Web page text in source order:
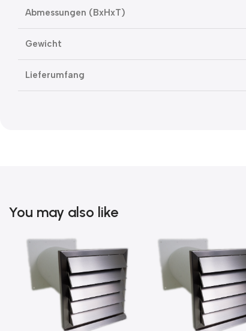
Abmessungen (BxHxT)
Gewicht
Lieferumfang
You may also like